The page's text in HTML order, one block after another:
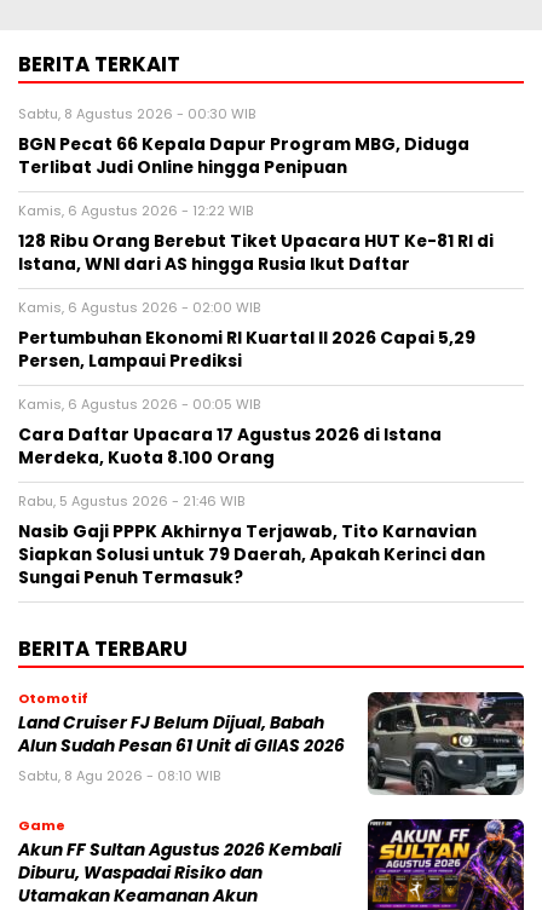
BERITA TERKAIT
Sabtu, 8 Agustus 2026 - 00:30 WIB
BGN Pecat 66 Kepala Dapur Program MBG, Diduga
Terlibat Judi Online hingga Penipuan
Kamis, 6 Agustus 2026 - 12:22 WIB
128 Ribu Orang Berebut Tiket Upacara HUT Ke-81 RI di
Istana, WNI dari AS hingga Rusia Ikut Daftar
Kamis, 6 Agustus 2026 - 02:00 WIB
Pertumbuhan Ekonomi RI Kuartal II 2026 Capai 5,29
Persen, Lampaui Prediksi
Kamis, 6 Agustus 2026 - 00:05 WIB
Cara Daftar Upacara 17 Agustus 2026 di Istana
Merdeka, Kuota 8.100 Orang
Rabu, 5 Agustus 2026 - 21:46 WIB
Nasib Gaji PPPK Akhirnya Terjawab, Tito Karnavian
Siapkan Solusi untuk 79 Daerah, Apakah Kerinci dan
Sungai Penuh Termasuk?
BERITA TERBARU
Otomotif
Land Cruiser FJ Belum Dijual, Babah
Alun Sudah Pesan 61 Unit di GIIAS 2026
Sabtu, 8 Agu 2026 - 08:10 WIB
Game
Akun FF Sultan Agustus 2026 Kembali
Diburu, Waspadai Risiko dan
Utamakan Keamanan Akun